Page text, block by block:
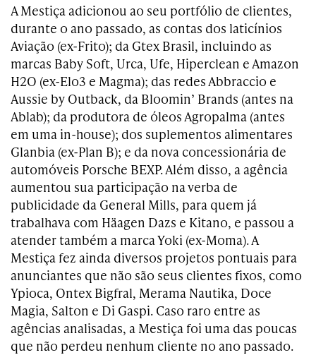
A Mestiça adicionou ao seu portfólio de clientes,
durante o ano passado, as contas dos laticínios
Aviação (ex-Frito); da Gtex Brasil, incluindo as
marcas Baby Soft, Urca, Ufe, Hiperclean e Amazon
H2O (ex-Elo3 e Magma); das redes Abbraccio e
Aussie by Outback, da Bloomin’ Brands (antes na
Ablab); da produtora de óleos Agropalma (antes
em uma in-house); dos suplementos alimentares
Glanbia (ex-Plan B); e da nova concessionária de
automóveis Porsche BEXP. Além disso, a agência
aumentou sua participação na verba de
publicidade da General Mills, para quem já
trabalhava com Häagen Dazs e Kitano, e passou a
atender também a marca Yoki (ex-Moma). A
Mestiça fez ainda diversos projetos pontuais para
anunciantes que não são seus clientes fixos, como
Ypioca, Ontex Bigfral, Merama Nautika, Doce
Magia, Salton e Di Gaspi. Caso raro entre as
agências analisadas, a Mestiça foi uma das poucas
que não perdeu nenhum cliente no ano passado.